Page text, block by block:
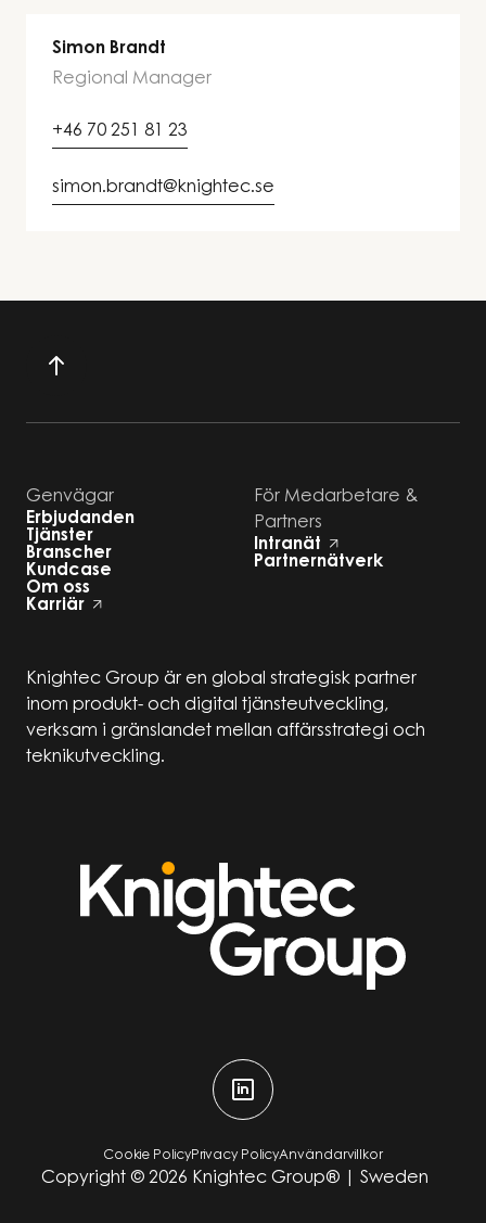
Simon Brandt
Regional Manager
+46 70 251 81 23
simon.brandt@knightec.se
Genvägar
Erbjudanden
Tjänster
Branscher
Kundcase
Om oss
Karriär
För Medarbetare &
Partners
Intranät
Partnernätverk
Knightec Group är en global strategisk partner
inom produkt- och digital tjänsteutveckling,
verksam i gränslandet mellan affärsstrategi och
teknikutveckling.
Cookie PolicyPrivacy PolicyAnvändarvillkor
Copyright © 2026 Knightec Group® | Sweden